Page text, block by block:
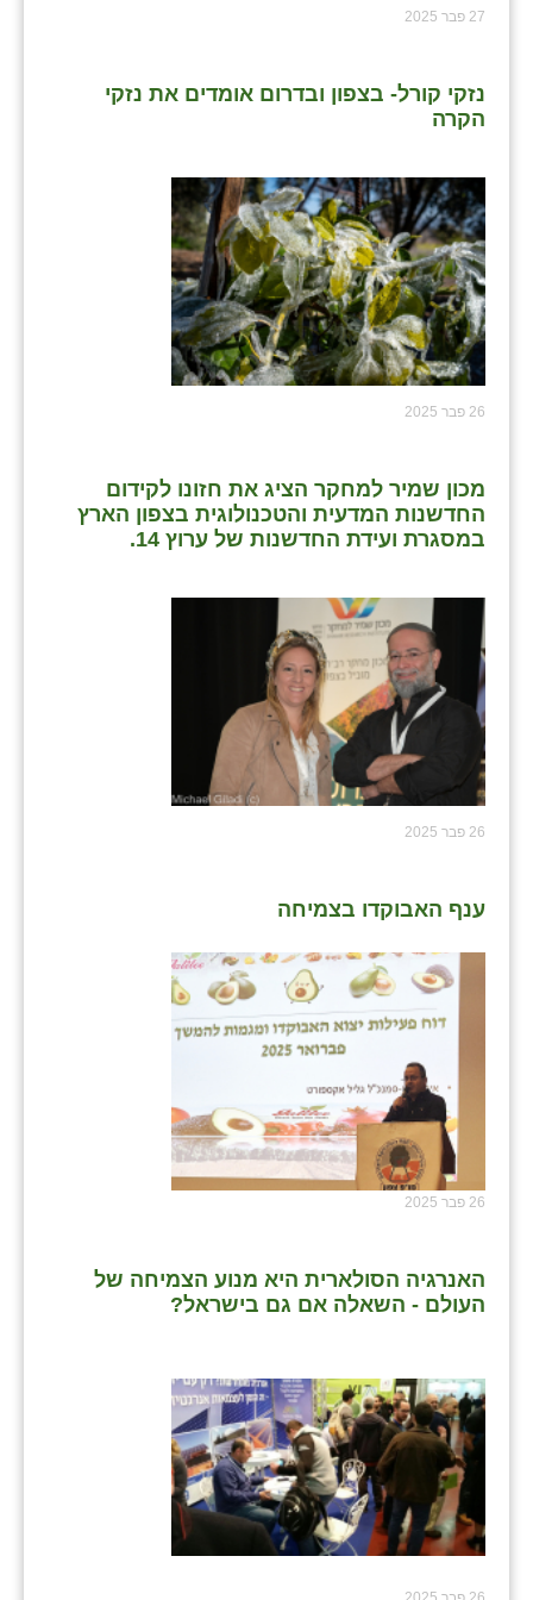
27 פבר 2025
נזקי קורל- בצפון ובדרום אומדים את נזקי
הקרה
26 פבר 2025
מכון שמיר למחקר הציג את חזונו לקידום
החדשנות המדעית והטכנולוגית בצפון הארץ
במסגרת ועידת החדשנות של ערוץ 14.
26 פבר 2025
ענף האבוקדו בצמיחה
26 פבר 2025
האנרגיה הסולארית היא מנוע הצמיחה של
העולם - השאלה אם גם בישראל?
ניר צבי
עין תמר
עמרים
קורנית
קלחים
רועי
רמות השבים
רמת הדר
שדה ורבורג
שדה צבי
שדמה
שכניה
תלמי יוסף